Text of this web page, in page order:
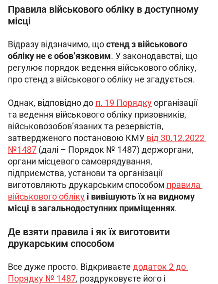
Правила військового обліку в доступному
місці
Відразу відзначимо, що стенд з військового
обліку не є обов’язковим. У законодавстві, що
регулює порядок ведення військового обліку,
про стенд з військового обліку не згадується.
Однак, відповідно до п. 19 Порядку організації
та ведення військового обліку призовників,
військовозобов’язаних та резервістів,
затвердженого постановою КМУ від 30.12.2022
№1487 (далі – Порядок № 1487) держоргани,
органи місцевого самоврядування,
підприємства, установи та організації
виготовляють друкарським способом правила
військового обліку і вивішують їх на видному
місці в загальнодоступних приміщеннях.
Де взяти правила і як їх виготовити
друкарським способом
Все дуже просто. Відкриваєте додаток 2 до
Порядку № 1487, роздруковуєте його і